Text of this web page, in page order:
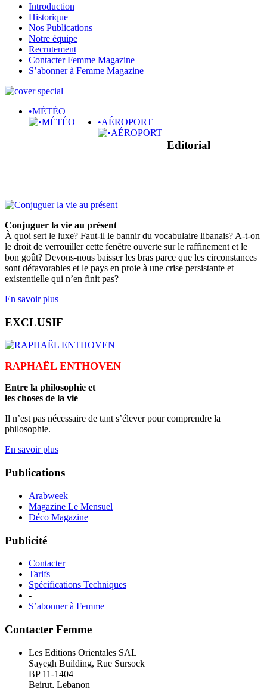
Introduction
Historique
Nos Publications
Notre équipe
Recrutement
Contacter Femme Magazine
S’abonner à Femme Magazine
•MÉTÉO
•AÉROPORT
Editorial
Conjuguer la vie au présent
À quoi sert le luxe? Faut-il le bannir du vocabulaire libanais? A-t-on
le droit de verrouiller cette fenêtre ouverte sur le raffinement et le
bon goût? Devons-nous baisser les bras parce que les circonstances
sont défavorables et le pays en proie à une crise persistante et
existentielle qui n’en finit pas?
En savoir plus
EXCLUSIF
RAPHAËL ENTHOVEN
Entre la philosophie et
les choses de la vie
Il n’est pas nécessaire de tant s’élever pour comprendre la
philosophie.
En savoir plus
Publications
Arabweek
Magazine Le Mensuel
Déco Magazine
Publicité
Contacter
Tarifs
Spécifications Techniques
-
S’abonner à Femme
Contacter Femme
Les Editions Orientales SAL
Sayegh Building, Rue Sursock
BP 11-1404
Beirut, Lebanon